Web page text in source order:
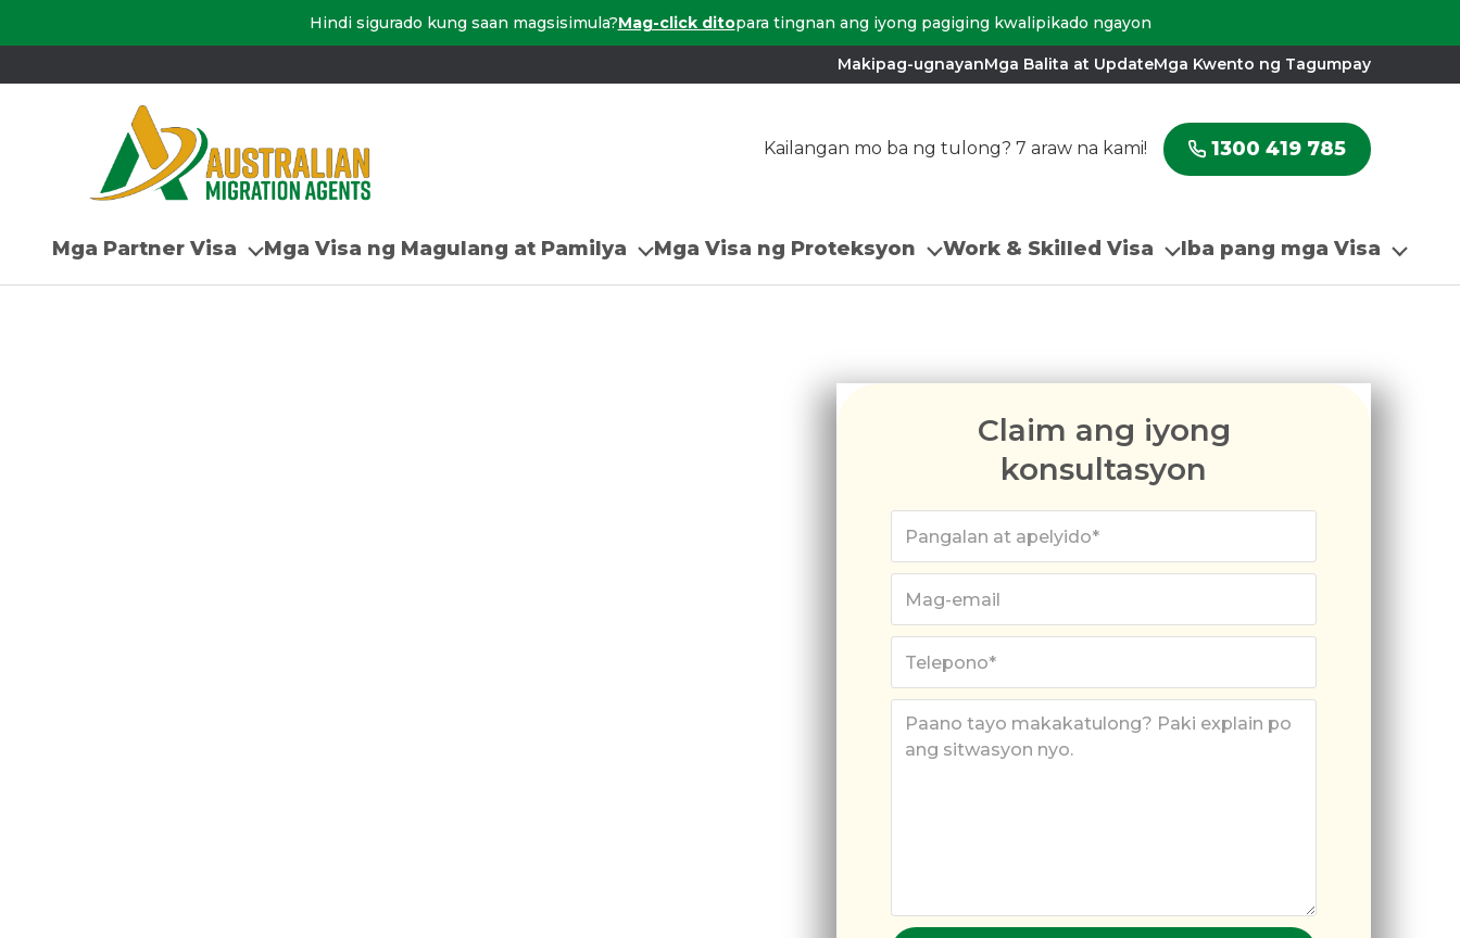
Hindi sigurado kung saan magsisimula?Mag-click ditopara tingnan ang iyong pagiging kwalipikado ngayon
Makipag-ugnayanMga Balita at UpdateMga Kwento ng Tagumpay
Kailangan mo ba ng tulong? 7 araw na kami! 1300 419 785
Mga Partner Visa Mga Visa ng Magulang at Pamilya Mga Visa ng Proteksyon Work & Skilled Visa Iba pang mga Visa
Claim ang iyong
konsultasyon